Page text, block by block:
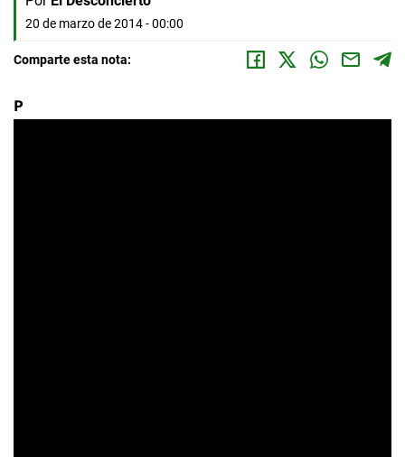
20 de marzo de 2014 - 00:00
Comparte esta nota:
P